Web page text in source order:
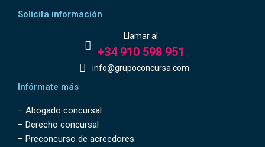
Solicita información
Llamar al
+34 910 598 951
info@grupoconcursa.com
Infórmate más
– Abogado concursal
– Derecho concursal
– Preconcurso de acreedores